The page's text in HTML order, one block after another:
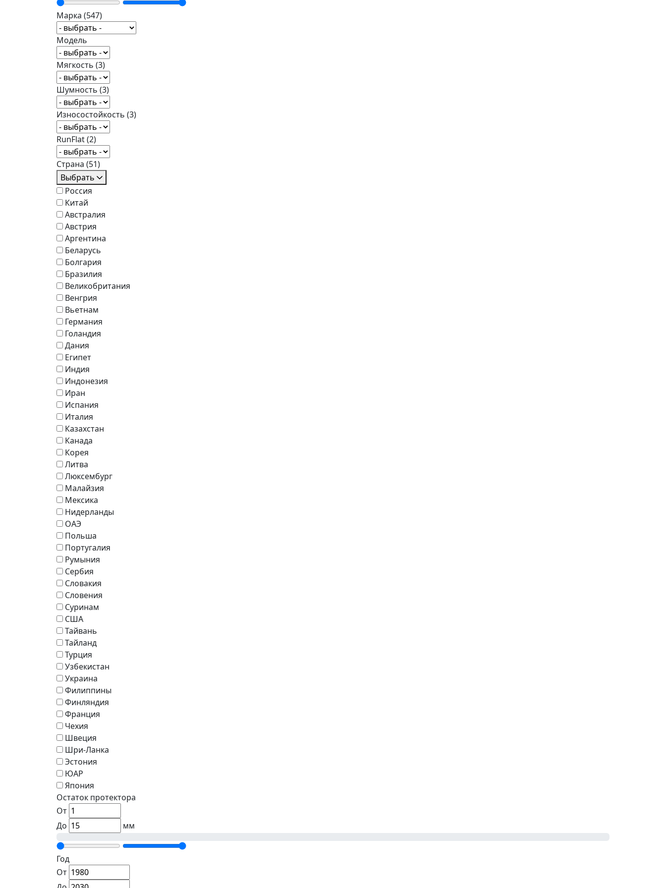
Марка (547)
Модель
Мягкость (3)
Шумность (3)
Износостойкость (3)
RunFlat(2)
Страна (51)
Выбрать
Россия
Китай
Австралия
Австрия
Аргентина
Беларусь
Болгария
Бразилия
Великобритания
Венгрия
Вьетнам
Германия
Голандия
Дания
Египет
Индия
Индонезия
Иран
Испания
Италия
Казахстан
Канада
Корея
Литва
Люксембург
Малайзия
Мексика
Нидерланды
ОАЭ
Польша
Португалия
Румыния
Сербия
Словакия
Словения
Суринам
США
Тайвань
Тайланд
Турция
Узбекистан
Украина
Филиппины
Финляндия
Франция
Чехия
Швеция
Шри-Ланка
Эстония
ЮАР
Япония
Остаток протектора
От
До
мм
Год
От